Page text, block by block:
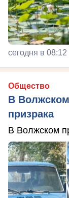
сегодня в 08:12
Общество
В
призрака
В Волжском